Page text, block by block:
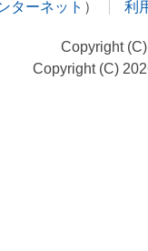
ターネット ） 利
Copyright
Copyright (C)